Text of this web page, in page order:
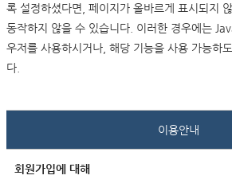
록 설정하셨다면, 페이지가 올바르게 표시되지
동작하지 않을 수 있습니다. 이러한 경우에는
우저를 사용하시거나, 해당 기능을 사용 가능하
다.
이용안내
회원가입에 대해